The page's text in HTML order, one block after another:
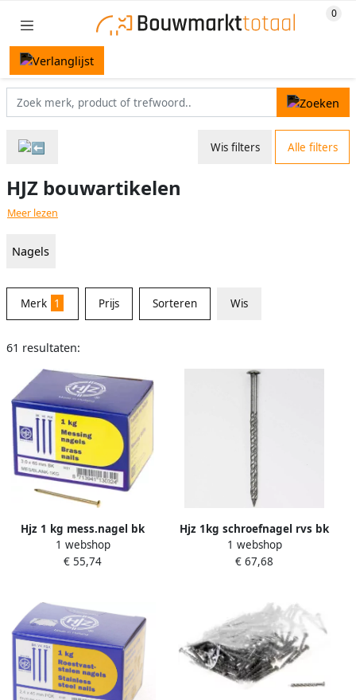
Wis filters Alle filters
HJZ bouwartikelen
Meer lezen
Nagels
Merk 1 Prijs Sorteren Wis
61 resultaten:
Hjz 1 kg mess.nagel bk
65x3.0
1 webshop
€ 55,74
Hjz 1kg schroefnagel rvs bk
2.9x45mm
1 webshop
€ 67,68